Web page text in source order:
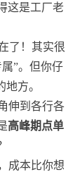
这是工厂老
了！其实很
”。但你仔
方。
伸到各行各
高峰期点单
成本比你想